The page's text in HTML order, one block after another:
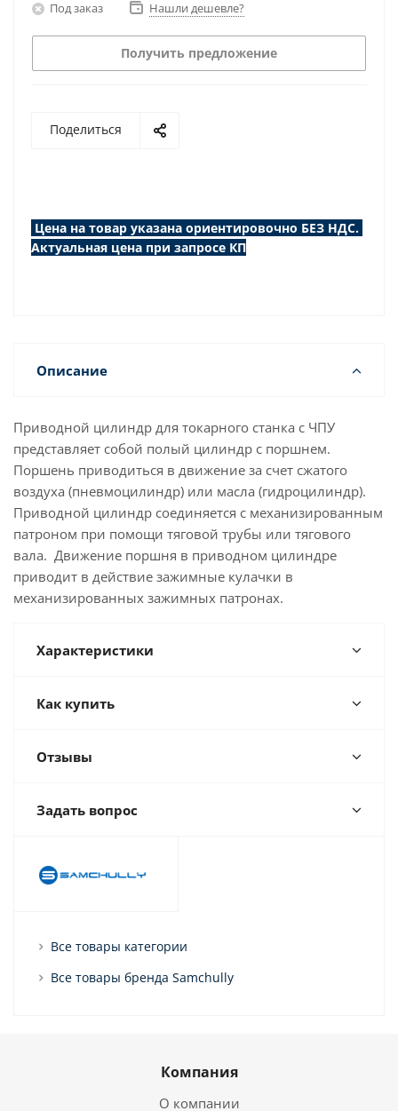
Под заказ Нашли дешевле?
Получить предложение
Поделиться
Цена на товар указана ориентировочно БЕЗ НДС.
Актуальная цена при запросе КП
Описание
Приводной цилиндр для токарного станка с ЧПУ
представляет собой полый цилиндр с поршнем.
Поршень приводиться в движение за счет сжатого
воздуха (пневмоцилиндр) или масла (гидроцилиндр).
Приводной цилиндр соединяется с механизированным
патроном при помощи тяговой трубы или тягового
вала. Движение поршня в приводном цилиндре
приводит в действие зажимные кулачки в
механизированных зажимных патронах.
Характеристики
Как купить
Отзывы
Задать вопрос
Все товары категории
Все товары бренда Samchully
Компания
О компании